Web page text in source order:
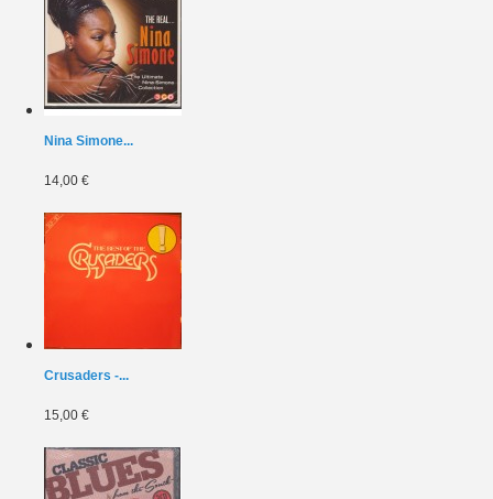
Nina Simone...
14,00 €
Crusaders -...
15,00 €